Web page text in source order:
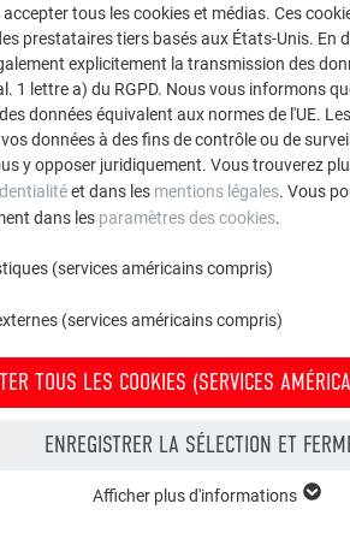
couches de séparation structurées en
tous les cookies et médias. Ces
prestataires tiers basés aux États-Unis. En
explicitement la transmission des
1 lettre a) du RGPD. Nous vous informons
données équivalent aux normes de l'UE.
données à des fins de contrôle ou de
y opposer juridiquement. Vous trouverez
et dans les mentions légales. Vous
dans les paramètres des cookies.
(services américains compris)
(services américains compris)
TOUS LES COOKIES (SERVICES
ENREGISTRER LA SÉLECTION ET
Afficher plus d'informations